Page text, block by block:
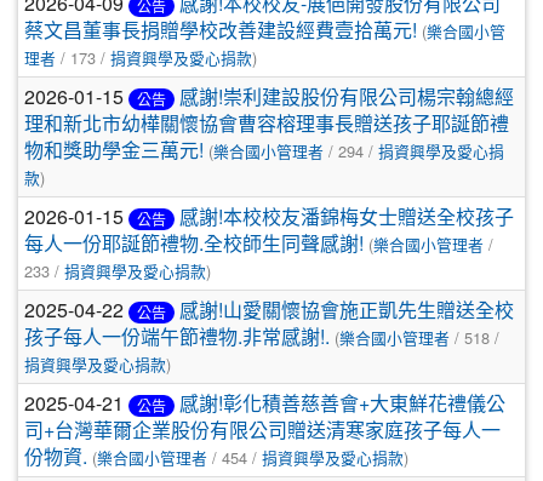
公告
蔡文昌董事長捐贈學校改善建設經費壹拾萬元! (樂合國小管
理者 / 173 / 捐資興學及愛心捐款)
2026-01-15 公告
感謝!崇利建設股份有限公司楊宗翰總經
理和新北市幼樺關懷協會曹容榕理事長贈送孩子耶誕節禮
物和獎助學金三萬元! (樂合國小管理者 / 294 / 捐資興學及愛心捐
款)
2026-01-15 公告
感謝!本校校友潘錦梅女士贈送全校孩子
每人一份耶誕節禮物.全校師生同聲感謝! (樂合國小管理者 /
233 / 捐資興學及愛心捐款)
2025-04-22 公告
感謝!山愛關懷協會施正凱先生贈送全校
孩子每人一份端午節禮物.非常感謝!. (樂合國小管理者 / 518 /
捐資興學及愛心捐款)
2025-04-21 公告
感謝!彰化積善慈善會+大東鮮花禮儀公
司+台灣華爾企業股份有限公司贈送清寒家庭孩子每人一
份物資. (樂合國小管理者 / 454 / 捐資興學及愛心捐款)